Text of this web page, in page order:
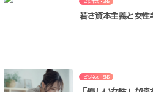
ビジネス・SNS
若さ資本主義と女性
ビジネス・SNS